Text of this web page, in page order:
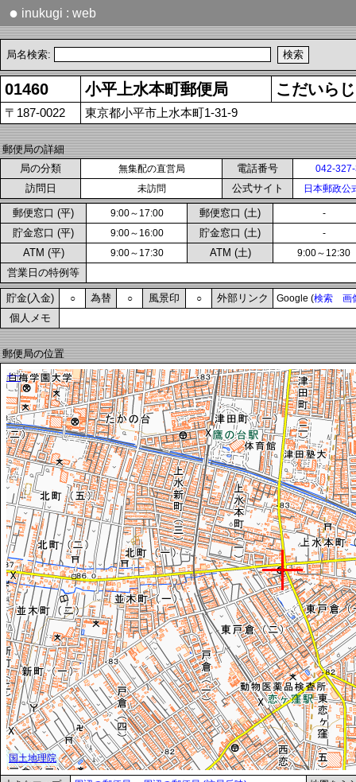
● inukugi : web
局名検索:
01460 小平上水本町郵便局 こだいら
〒187-0022 東京都小平市上水本町1-31-9
郵便局の詳細
局の分類
無集配の直営局 電話番号 042-
訪問日 未訪問 公式サイト 日本郵政公
郵便窓口 (平) 9:00～17:00 郵便窓口 (土) -
貯金窓口 (平) 9:00～16:00 貯金窓口 (土) -
ATM (平) 9:00～17:30 ATM (土) 9:00～12:30
営業日の特例等
貯金(入金) ○ 為替 ○ 風景印 ○ 外部リンク Google (検索 画
個人メモ
郵便局の位置